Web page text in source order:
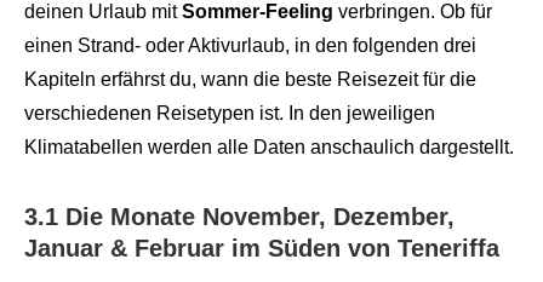
deinen Urlaub mitSommer-Feeling verbringen. Ob für
einen Strand- oder Aktivurlaub, in den folgenden drei
Kapiteln erfährst du, wann die beste Reisezeit für die
verschiedenen Reisetypen ist. In den jeweiligen
Klimatabellen werden alle Daten anschaulich dargestellt.
3.1 Die Monate November, Dezember,
Januar & Februar im Süden von Teneriffa